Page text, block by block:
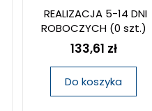
REALIZACJA 5-14 DNI
ROBOCZYCH(0 szt.)
133,61 zł
Do koszyka